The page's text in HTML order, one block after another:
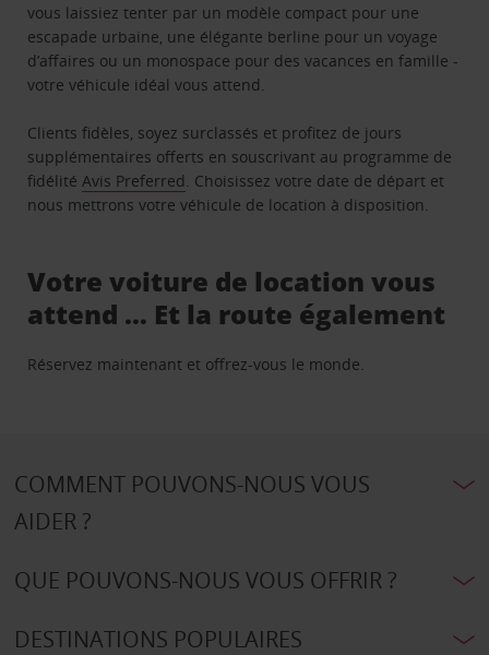
vous laissiez tenter par un modèle compact pour une
escapade urbaine, une élégante berline pour un voyage
d’affaires ou un monospace pour des vacances en famille -
votre véhicule idéal vous attend.
Clients fidèles, soyez surclassés et profitez de jours
supplémentaires offerts en souscrivant au programme de
fidélité Avis Preferred . Choisissez votre date de départ et
nous mettrons votre véhicule de location à disposition.
Votre voiture de location vous
attend … Et la route également
Réservez maintenant et offrez-vous le monde.
COMMENT POUVONS-NOUS VOUS
AIDER ?
QUE POUVONS-NOUS VOUS OFFRIR ?
DESTINATIONS POPULAIRES